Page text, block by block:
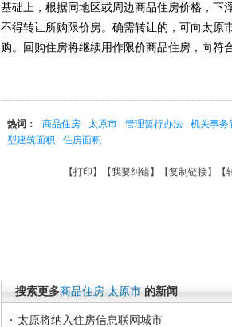
基础上，根据同地区或周边商品住房价格，下
不得转让所购限价房。确需转让的，可向太原
购。回购住房将继续用作限价商品住房，向符
热词： 商品住房 太原市 管理暂行办法 机关事务
型建筑面积
住房面积
【打印 】【我要纠错】【复制链接】【
搜索更多商品住房 太原市 的新闻
太原将纳入住房信息联网城市